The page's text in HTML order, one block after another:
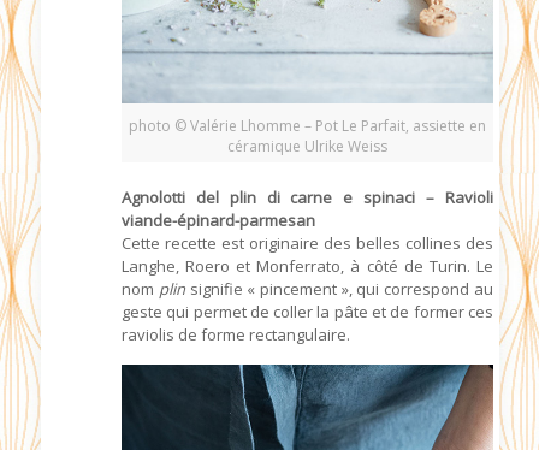
photo © Valérie Lhomme – Pot Le Parfait, assiette en
céramique Ulrike Weiss
Agnolotti del plin di carne e spinaci – Ravioli
viande-épinard-parmesan
Cette recette est originaire des belles collines des
Langhe, Roero et Monferrato, à côté de Turin. Le
nom plinsignifie « pincement », qui correspond au
geste qui permet de coller la pâte et de former ces
raviolis de forme rectangulaire.